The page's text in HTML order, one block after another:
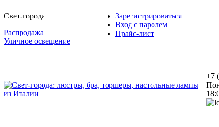
Свет-города
Распродажа
Уличное освещение
Зарегистрироваться
Вход с паролем
Прайс-лист
+7